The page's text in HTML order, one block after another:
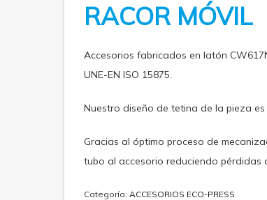
RACOR MÓVIL
Accesorios fabricados en latón
UNE-EN ISO 15875.
Nuestro diseño de tetina de la pieza
Gracias al óptimo proceso de
tubo al accesorio reduciendo pérdidas
Categoría: ACCESORIOS ECO-PRESS